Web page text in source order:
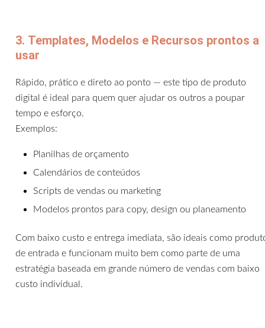
3. Templates, Modelos e Recursos prontos a
usar
Rápido, prático e direto ao ponto — este tipo de produto
digital é ideal para quem quer ajudar os outros a poupar
tempo e esforço.
Exemplos:
Planilhas de orçamento
Calendários de conteúdos
Scripts de vendas ou marketing
Modelos prontos para copy, design ou planeamento
Com baixo custo e entrega imediata, são ideais como
de entrada e funcionam muito bem como parte de uma
estratégia baseada em grande número de vendas com baixo
custo individual.